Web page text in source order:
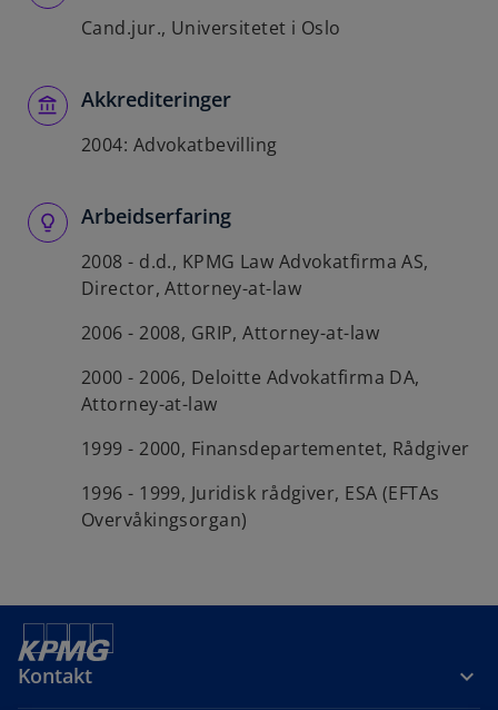
Cand.jur., Universitetet i Oslo
Akkrediteringer
2004: Advokatbevilling
Arbeidserfaring
2008 - d.d., KPMG Law Advokatfirma AS,
Director, Attorney-at-law
2006 - 2008, GRIP, Attorney-at-law
2000 - 2006, Deloitte Advokatfirma DA,
Attorney-at-law
1999 - 2000, Finansdepartementet, Rådgiver
1996 - 1999, Juridisk rådgiver, ESA (EFTAs
Overvåkingsorgan)
Kontakt